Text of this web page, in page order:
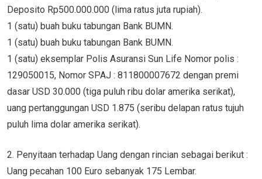
Deposito Rp500.000.000 (lima ratus juta rupiah).
1 (satu) buah buku tabungan Bank BUMN.
1 (satu) buah buku tabungan Bank BUMN.
1 (satu) eksemplar Polis Asuransi Sun Life Nomor polis :
129050015, Nomor SPAJ : 811800007672 dengan premi
dasar USD 30.000 (tiga puluh ribu dolar amerika serikat),
uang pertanggungan USD 1.875 (seribu delapan ratus tujuh
puluh lima dolar amerika serikat).
2. Penyitaan terhadap Uang dengan rincian sebagai berikut :
Uang pecahan 100 Euro sebanyak 175 Lembar.